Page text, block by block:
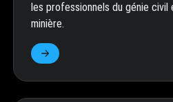
les professionnels du génie civil
minière.